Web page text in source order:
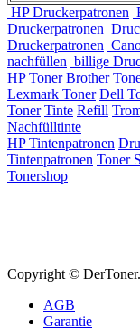
HP Druckerpatronen
Druckerpatronen
Druckerpatronen
nachfüllen billige
HP Toner Brother
Lexmark Toner Dell
Toner Tinte Refill
Nachfülltinte
HP Tintenpatronen
Tintenpatronen Toner
Tonershop
Copyright ©
AGB
Garantie